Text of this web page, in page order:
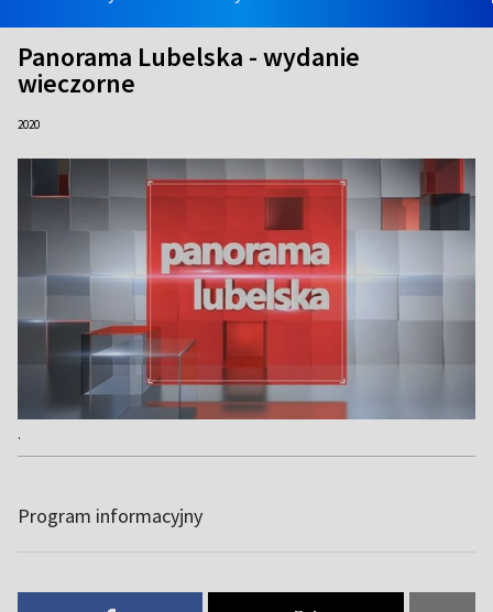
Panorama Lubelska - wydanie
wieczorne
2020
.
Program informacyjny